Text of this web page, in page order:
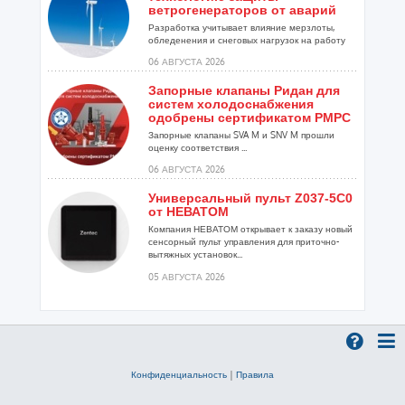
ветрогенераторов от аварий
Разработка учитывает влияние мерзлоты,
обледенения и снеговых нагрузок на работу
06 АВГУСТА 2026
Запорные клапаны Ридан для
систем холодоснабжения
одобрены сертификатом РМРС
Запорные клапаны SVA M и SNV M прошли
оценку соответствия ...
06 АВГУСТА 2026
Универсальный пульт Z037-5C0
от НЕВАТОМ
Компания НЕВАТОМ открывает к заказу новый
сенсорный пульт управления для приточно-
вытяжных установок...
05 АВГУСТА 2026
расширения ...
Конфиденциальность | Правила